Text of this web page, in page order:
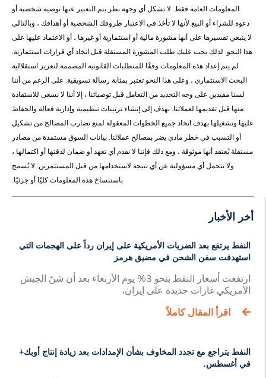
المعلومات العامة فقط. لا تشكل أي وجهة نظر يتم التعبير عنها توصية شخصية أو
دعوة للشراء أو البيع لأنها لا تأخذ في الاعتبار ظروفك الشخصية أو أهدافك ، وبالتالي
لا ينبغي تفسيرها على أنها مشورة مالية أو استثمارية أو غيرها ، أو الاعتماد عليها على
هذا النحو. لذلك يجب عليك طلب المشورة المستقلة قبل اتخاذ أي قرارات استثمارية.
لم يتم إعداد هذه المعلومات وفقًا للمتطلبات القانونية المصممة لتعزيز استقلالية
البحث الاستثماري ، وعلى هذا النحو تعتبر بمثابة رسالة تسويقية. على الرغم من أننا
لسنا مقيدين على وجه التحديد من التعامل قبل توصياتنا ، إلا أننا لا نسعى للاستفادة
منها قبل تقديمها لعملائنا. نهدف إلى إنشاء ترتيبات تنظيمية وإدارية فعالة والحفاظ
عليها وتشغيلها بهدف اتخاذ جميع الخطوات المعقولة لمنع تضارب المصالح من تشكيل
أو التسبب في خطر مادي يضر بمصالح عملائنا. بيانات السوق مستمدة من مصادر
مستقلة يُعتقد أنها موثوقة ، ومع ذلك فإننا لا نقدم أي تعهد أو ضمان لدقتها أو اكتمالها ،
ولا نتحمل أي مسؤولية عن أي نتيجة لاستخدامها من قبل المستثمرين. لا يُسمح
باستنساخ هذه المعلومات كليًا أو جزئيًا.
أخر الأخبار
النفط يرتفع بعد الضربات الأمريكية على إيران رداً على الهجمات التي
استهدفت سفن الشحن في مضيق هرمز
ارتفعت أسعار النفط بنحو 3% يوم الأربعاء بعد أن شنّ الجيش
الأمريكي غارات جديدة على إيران،
اقرأ المقال كاملاً
النفط يتراجع مع تجدد المخاوف بشأن الإمدادات بعد زيادة إنتاج أوبك+
في أغسطس.